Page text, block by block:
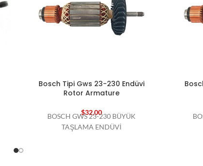
Bosch Tipi Gws 23-230 Endüvi
Rotor Armature
$32,00
BOSCH GWS 23-230 BÜYÜK
TAŞLAMA ENDÜVİ